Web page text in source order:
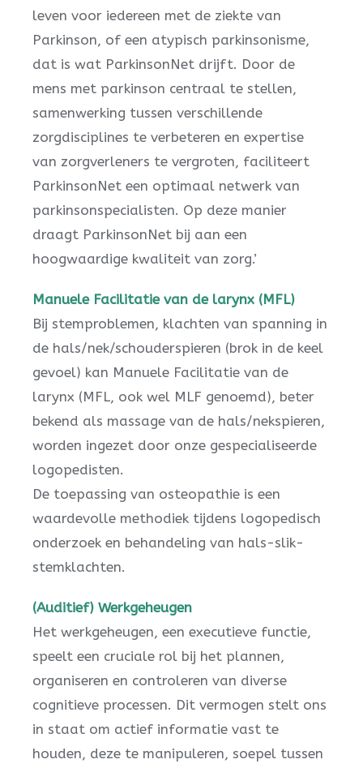
leven voor iedereen met de ziekte van
Parkinson, of een atypisch parkinsonisme,
dat is wat ParkinsonNet drijft. Door de
mens met parkinson centraal te stellen,
samenwerking tussen verschillende
zorgdisciplines te verbeteren en expertise
van zorgverleners te vergroten, faciliteert
ParkinsonNet een optimaal netwerk van
parkinsonspecialisten. Op deze manier
draagt ParkinsonNet bij aan een
hoogwaardige kwaliteit van zorg.’
Manuele Facilitatie van de larynx (MFL)
Bij stemproblemen, klachten van spanning in
de hals/nek/schouderspieren (brok in de keel
gevoel) kan Manuele Facilitatie van de
larynx (MFL, ook wel MLF genoemd), beter
bekend als massage van de hals/nekspieren,
worden ingezet door onze gespecialiseerde
logopedisten.
De toepassing van osteopathie is een
waardevolle methodiek tijdens logopedisch
onderzoek en behandeling van hals-slik-
stemklachten.
(Auditief) Werkgeheugen
Het werkgeheugen, een executieve functie,
speelt een cruciale rol bij het plannen,
organiseren en controleren van diverse
cognitieve processen. Dit vermogen stelt ons
in staat om actief informatie vast te
houden, deze te manipuleren, soepel tussen